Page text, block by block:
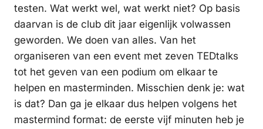
testen. Wat werkt wel, wat werkt niet? Op basis
daarvan is de club dit jaar eigenlijk volwassen
geworden. We doen van alles. Van het
organiseren van een event met zeven TEDtalks
tot het geven van een podium om elkaar te
helpen en masterminden. Misschien denk je: wat
is dat? Dan ga je elkaar dus helpen volgens het
mastermind format: de eerste vijf minuten heb je